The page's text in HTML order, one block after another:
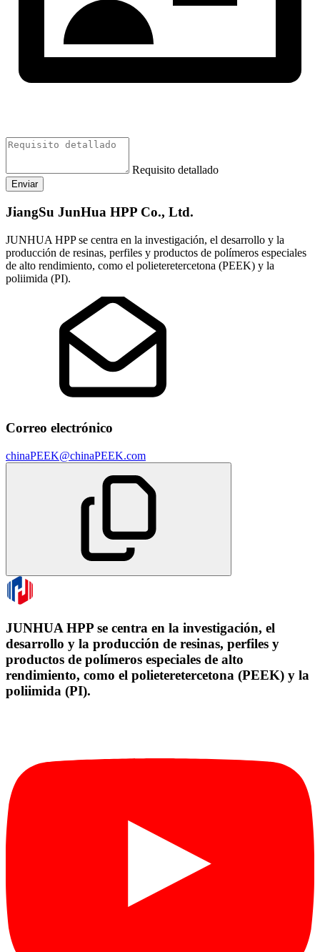
Requisito detallado
Enviar
JiangSu JunHua HPP Co., Ltd.
JUNHUA HPP se centra en la investigación, el desarrollo y la
producción de resinas, perfiles y productos de polímeros especiales
de alto rendimiento, como el polieteretercetona (PEEK) y la
poliimida (PI).
Correo electrónico
chinaPEEK@chinaPEEK.com
JUNHUA HPP se centra en la investigación, el
desarrollo y la producción de resinas, perfiles y
productos de polímeros especiales de alto
rendimiento, como el polieteretercetona (PEEK) y la
poliimida (PI).